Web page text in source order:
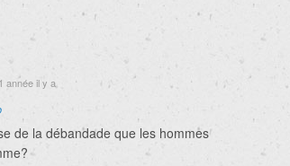
1 année il y a
de la débandade que les hommes